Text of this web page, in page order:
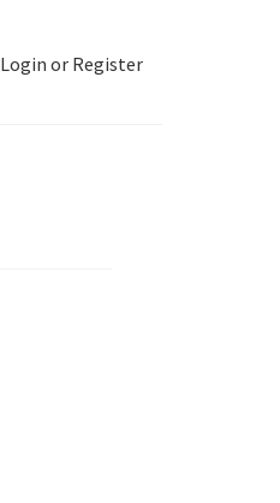
Login or Register